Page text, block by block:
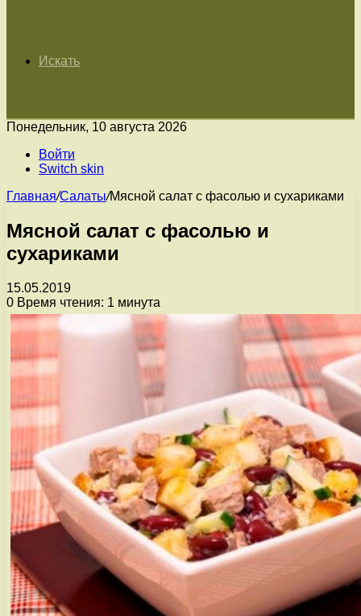
Искать
Понедельник, 10 августа 2026
Войти
Switch skin
Главная/Салаты/Мясной салат с фасолью и сухариками
Мясной салат с фасолью и
сухариками
15.05.2019
0 Время чтения: 1 минута